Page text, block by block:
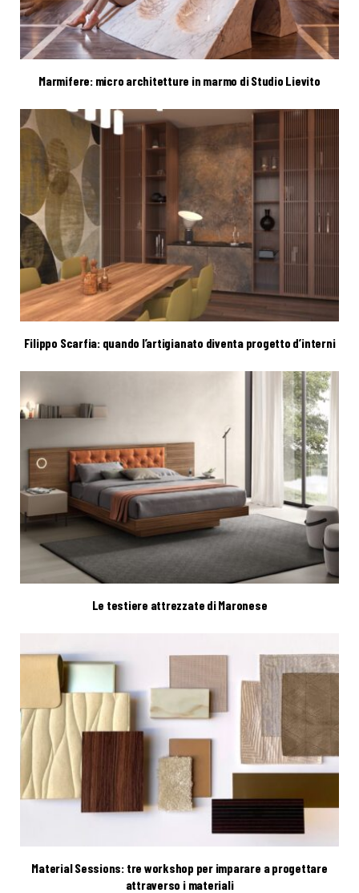
Marmifere: micro architetture in marmo di Studio Lievito
Filippo Scarfia: quando l’artigianato diventa progetto d’interni
Le testiere attrezzate di Maronese
Material Sessions: tre workshop per imparare a progettare
attraverso i materiali